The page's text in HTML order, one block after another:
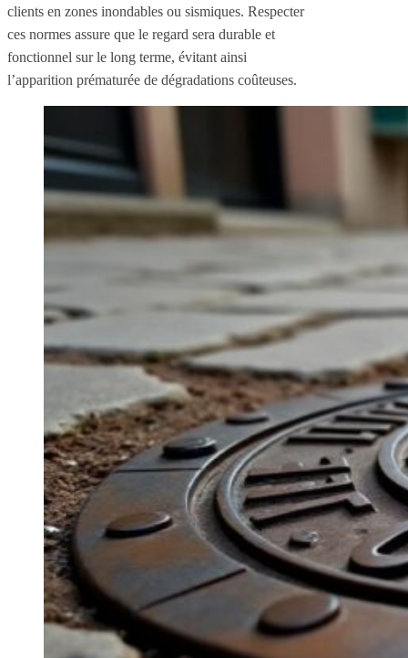
clients en zones inondables ou sismiques. Respecter
ces normes assure que le regard sera durable et
fonctionnel sur le long terme, évitant ainsi
l’apparition prématurée de dégradations coûteuses.